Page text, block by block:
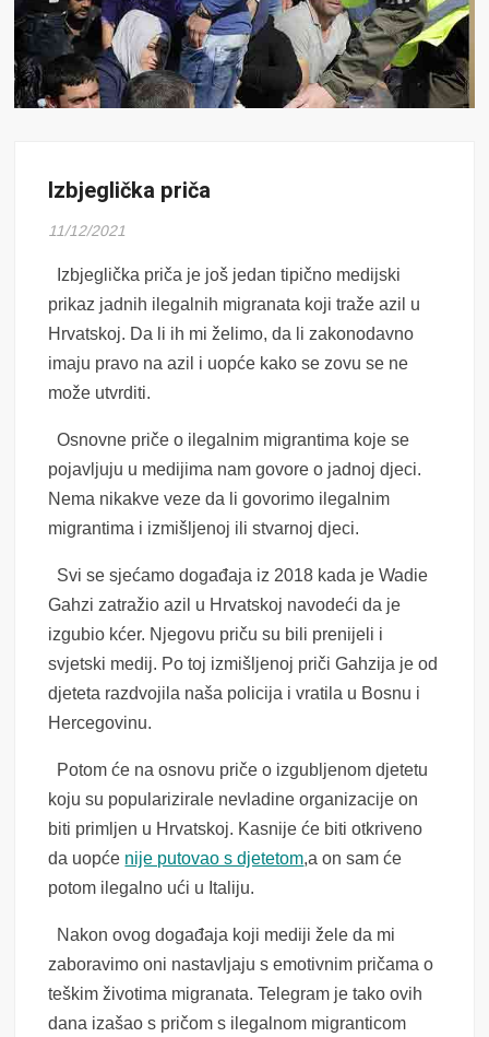
Izbjeglička priča
11/12/2021
Izbjeglička priča je još jedan tipično medijski
prikaz jadnih ilegalnih migranata koji traže azil u
Hrvatskoj. Da li ih mi želimo, da li zakonodavno
imaju pravo na azil i uopće kako se zovu se ne
može utvrditi.
Osnovne priče o ilegalnim migrantima koje se
pojavljuju u medijima nam govore o jadnoj djeci.
Nema nikakve veze da li govorimo ilegalnim
migrantima i izmišljenoj ili stvarnoj djeci.
Svi se sjećamo događaja iz 2018 kada je Wadie
Gahzi zatražio azil u Hrvatskoj navodeći da je
izgubio kćer. Njegovu priču su bili prenijeli i
svjetski medij. Po toj izmišljenoj priči Gahzija je od
djeteta razdvojila naša policija i vratila u Bosnu i
Hercegovinu.
Potom će na osnovu priče o izgubljenom djetetu
koju su popularizirale nevladine organizacije on
biti primljen u Hrvatskoj. Kasnije će biti otkriveno
da uopće nije putovao s djetetom,a on sam će
potom ilegalno ući u Italiju.
Nakon ovog događaja koji mediji žele da mi
zaboravimo oni nastavljaju s emotivnim pričama o
teškim životima migranata. Telegram je tako ovih
dana izašao s pričom s ilegalnom migranticom